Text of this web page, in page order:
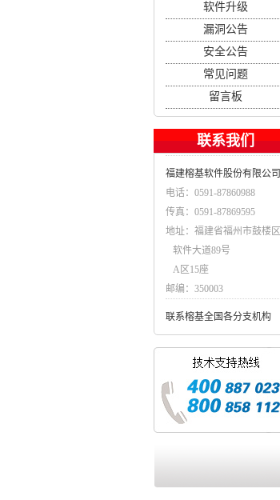
软件升级
漏洞公告
安全公告
常见问题
留言板
联系我们
福建榕基软件股份有限公司
电话：0591-87860988
传真：0591-87869595
地址：福建省福州市鼓楼区
软件大道89号
A区15座
邮编：350003
联系榕基全国各分支机构